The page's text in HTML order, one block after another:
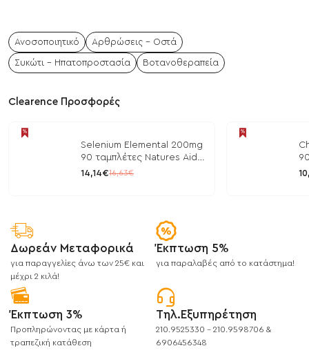
Ανοσοποιητικό Αρθρώσεις - Οστά
Συκώτι - Ηπατοπροστασία Βοτανοθεραπεία
Clearence Προσφορές
Selenium Elemental 200mg
90 ταμπλέτες Natures Aid
/ Μέταλλα
14,14€16,63€
/
Δωρεάν Μεταφορικά
για παραγγελίες άνω των 25€ και
μέχρι 2 κιλά!
Έκπτωση 5%
για παραλαβές από το κατάστημα!
Έκπτωση 3%
Προπληρώνοντας με κάρτα ή
τραπεζική κατάθεση
Τηλ.Εξυπηρέτηση
210.9525330 - 210.9598706 &
6906456348